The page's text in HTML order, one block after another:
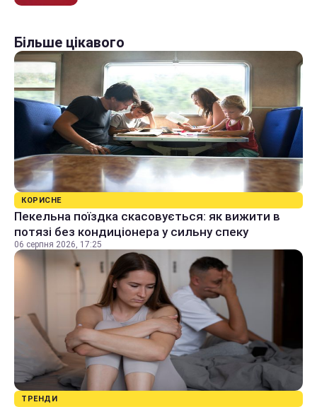
Більше цікавого
КОРИСНЕ
Пекельна поїздка скасовується: як вижити в
потязі без кондиціонера у сильну спеку
06 серпня 2026, 17:25
ТРЕНДИ